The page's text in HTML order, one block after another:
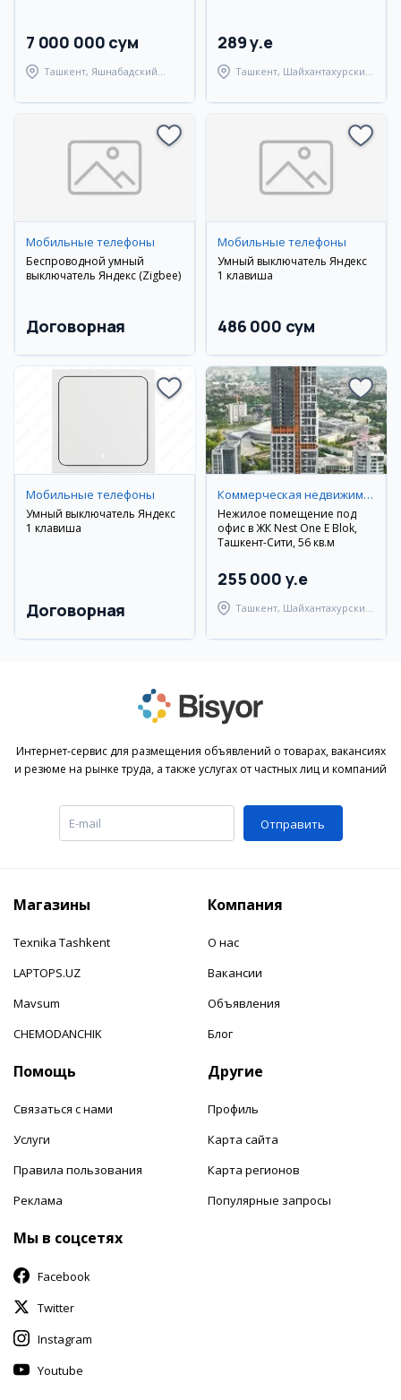
7 000 000 сум
Ташкент, Яшнабадский
289 y.e
Ташкент, Шайхантахурский
Мобильные телефоны
Беспроводной умный
выключатель Яндекс (Zigbee)
Договорная
Мобильные телефоны
Умный выключатель Яндекс
1 клавиша
486 000 сум
Мобильные телефоны
Умный выключатель Яндекс
1 клавиша
Договорная
Коммерческая недвижимость
Нежилое помещение под
офис в ЖК Nest One E Blok,
Ташкент-Сити, 56 кв.м
255 000 y.e
Ташкент, Шайхантахурский
Интернет-сервис для размещения объявлений о товарах, вакансиях
и резюме на рынке труда, а также услугах от частных лиц и компаний
Отправить
Магазины
Texnika Tashkent
LAPTOPS.UZ
Mavsum
CHEMODANCHIK
Компания
О нас
Вакансии
Объявления
Блог
Помощь
Связаться с нами
Услуги
Правила пользования
Реклама
Другие
Профиль
Карта сайта
Карта регионов
Популярные запросы
Мы в соцсетях
Facebook
Twitter
Instagram
Youtube